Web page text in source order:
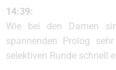
14:39:
Wie bei den Damen
spannenden Prolog
selektiven Runde schnell